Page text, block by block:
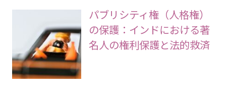
パブリシティ権（人格権）
の保護：インドにおける著
名人の権利保護と法的救済